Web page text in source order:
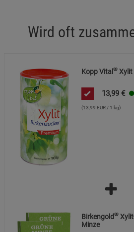
Wird oft
Kopp Vital® Xylit
13,99 €
(13,99 EUR / 1 kg)
Birkengold®
Minze
Cookie-Informationen
Marketing Cookies (3)
Beschreibung Marketing Cookies
Cookie-Informationen